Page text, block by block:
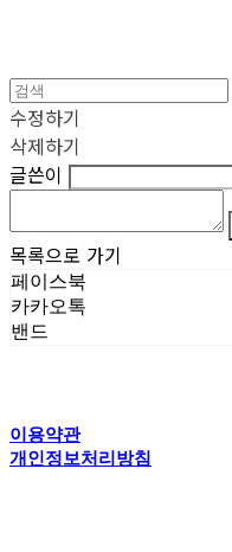
수정하기
삭제하기
글쓴이
목록으로 가기
페이스북
카카오톡
밴드
이용약관
개인정보처리방침